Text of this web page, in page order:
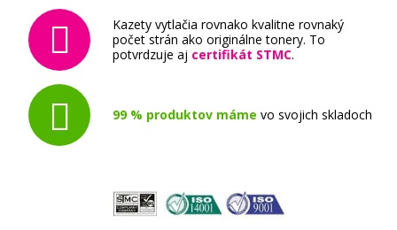
Originálna náplň Brother LC-980Y (Žltá)
Kazety vytlačia rovnako kvalitne rovnaký
počet strán ako originálne tonery. To
potvrdzuje aj certifikát STMC.
99 % produktov máme vo svojich skladoch